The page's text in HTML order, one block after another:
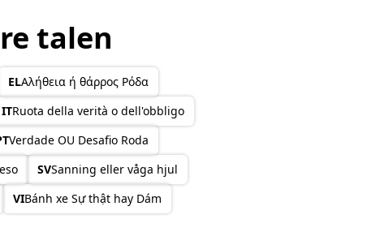
talen
ELΑλήθεια ή θάρρος Ρόδα
ITRuota della verità o dell'obbligo
Verdade OU Desafio Roda
SVSanning eller våga hjul
VIBánh xe Sự thật hay Dám